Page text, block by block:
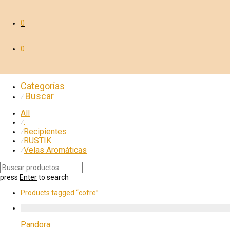
0
0
Categorías
⁄ Buscar
All
⁄.
⁄Recipientes
⁄RUSTIK
⁄Velas Aromáticas
press Enterto search
Products tagged “cofre”
Pandora